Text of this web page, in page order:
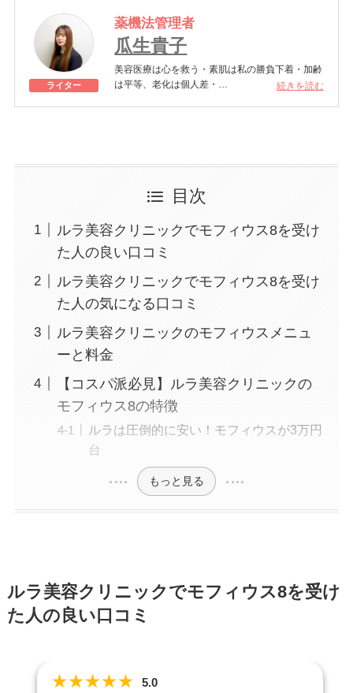
ライター
薬機法管理者
瓜生貴子
美容医療は心を救う・素肌は私の勝負下着・加齢
は平等、老化は個人差・
タ注射、いぼ除去、医療脱毛など
続きを読む
目次
ルラ美容クリニックでモフィウス8を受け
た人の良い口コミ
ルラ美容クリニックでモフィウス8を受け
た人の気になる口コミ
ルラ美容クリニックのモフィウスメニュ
ーと料金
【コスパ派必見】ルラ美容クリニックの
モフィウス8の特徴
ルラは圧倒的に安い！モフィウスが3万円
台
もっと見る
ルラ美容クリニックでモフィウス8を受け
た人の良い口コミ
★★★★★ 5.0